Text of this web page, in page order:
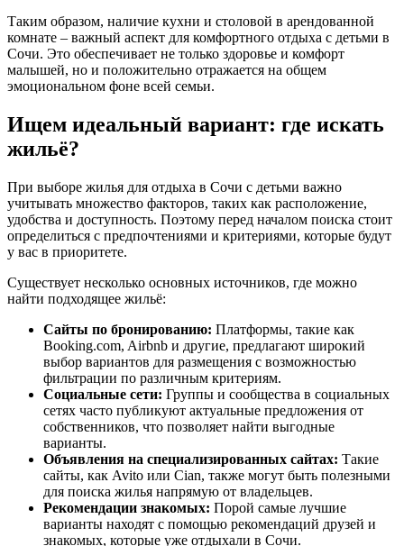
Таким образом, наличие кухни и столовой в арендованной
комнате – важный аспект для комфортного отдыха с детьми в
Сочи. Это обеспечивает не только здоровье и комфорт
малышей, но и положительно отражается на общем
эмоциональном фоне всей семьи.
Ищем идеальный вариант: где искать
жильё?
При выборе жилья для отдыха в Сочи с детьми важно
учитывать множество факторов, таких как расположение,
удобства и доступность. Поэтому перед началом поиска стоит
определиться с предпочтениями и критериями, которые будут
у вас в приоритете.
Существует несколько основных источников, где можно
найти подходящее жильё:
Сайты по бронированию: Платформы, такие как
Booking.com, Airbnb и другие, предлагают широкий
выбор вариантов для размещения с возможностью
фильтрации по различным критериям.
Социальные сети: Группы и сообщества в социальных
сетях часто публикуют актуальные предложения от
собственников, что позволяет найти выгодные
варианты.
Объявления на специализированных сайтах: Такие
сайты, как Avito или Cian, также могут быть полезными
для поиска жилья напрямую от владельцев.
Рекомендации знакомых: Порой самые лучшие
варианты находят с помощью рекомендаций друзей и
знакомых, которые уже отдыхали в Сочи.